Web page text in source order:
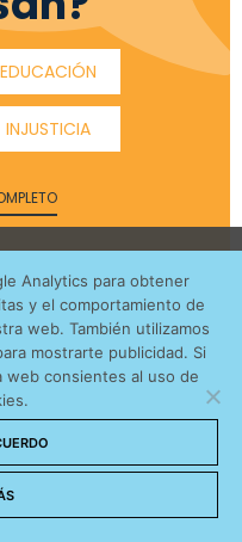
EDUCACIÓN
INJUSTICIA
Analytics para obtener
y el comportamiento de
web. También utilizamos
mostrarte publicidad. Si
web consientes al uso de
los servicios que
las preferencias y
cookies que
cookies
cookies